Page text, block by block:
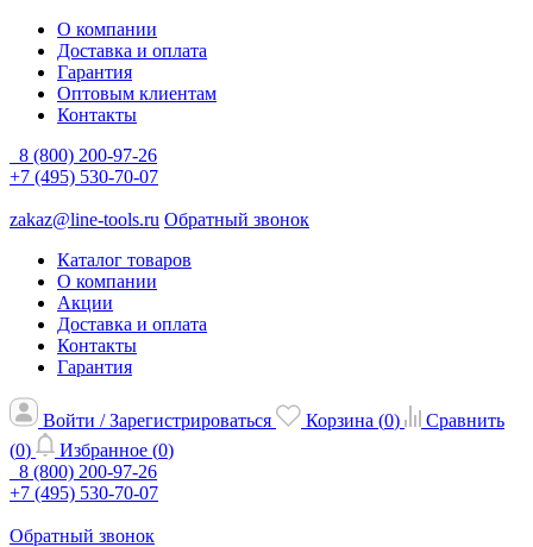
О компании
Доставка и оплата
Гарантия
Оптовым клиентам
Контакты
8 (800) 200-97-26
+7 (495) 530-70-07
zakaz@line-tools.ru Обратный звонок
Каталог товаров
О компании
Акции
Доставка и оплата
Контакты
Гарантия
Войти / Зарегистрироваться Корзина (0)
Сравнить
(0) Избранное (0)
8 (800) 200-97-26
+7 (495) 530-70-07
Обратный звонок